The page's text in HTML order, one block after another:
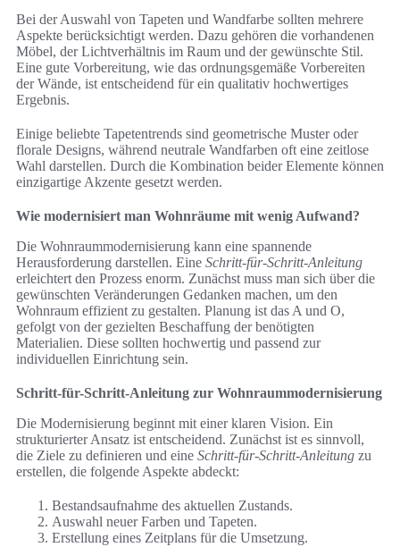
Bei der Auswahl von Tapeten und Wandfarbe sollten mehrere
Aspekte berücksichtigt werden. Dazu gehören die vorhandenen
Möbel, der Lichtverhältnis im Raum und der gewünschte Stil.
Eine gute Vorbereitung, wie das ordnungsgemäße Vorbereiten
der Wände, ist entscheidend für ein qualitativ hochwertiges
Ergebnis.
Einige beliebte Tapetentrends sind geometrische Muster oder
florale Designs, während neutrale Wandfarben oft eine zeitlose
Wahl darstellen. Durch die Kombination beider Elemente können
einzigartige Akzente gesetzt werden.
Wie modernisiert man Wohnräume mit wenig Aufwand?
Die Wohnraummodernisierung kann eine spannende
Herausforderung darstellen. Eine Schritt-für-Schritt-Anleitung
erleichtert den Prozess enorm. Zunächst muss man sich über die
gewünschten Veränderungen Gedanken machen, um den
Wohnraum effizient zu gestalten. Planung ist das A und O,
gefolgt von der gezielten Beschaffung der benötigten
Materialien. Diese sollten hochwertig und passend zur
individuellen Einrichtung sein.
Schritt-für-Schritt-Anleitung zur Wohnraummodernisierung
Die Modernisierung beginnt mit einer klaren Vision. Ein
strukturierter Ansatz ist entscheidend. Zunächst ist es sinnvoll,
die Ziele zu definieren und eine Schritt-für-Schritt-Anleitung zu
erstellen, die folgende Aspekte abdeckt:
Bestandsaufnahme des aktuellen Zustands.
Auswahl neuer Farben und Tapeten.
Erstellung eines Zeitplans für die Umsetzung.